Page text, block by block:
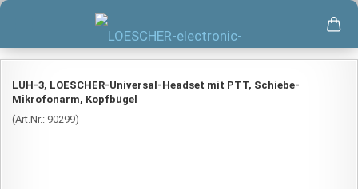
LUH-3, LOESCHER-Universal-Headset mit PTT, Schiebe-
Mikrofonarm, Kopfbügel
(Art.Nr.: 90299)